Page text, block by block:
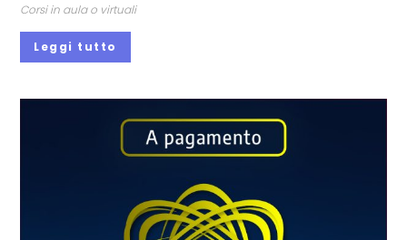
Corsi in aula o virtuali
Leggi tutto